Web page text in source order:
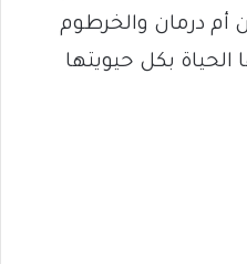
أم درمان والخرطوم
بكل حيويتها